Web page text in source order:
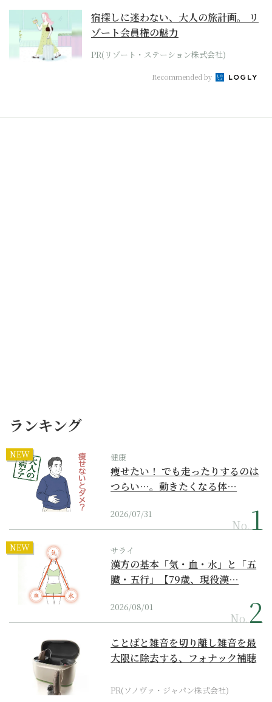
宿探しに迷わない、大人の旅計画。 リ
ゾート会員権の魅力
PR(リゾート・ステーション株式会社)
Recommended by
ランキング
NEW 健康
痩せたい！ でも走ったりするのは
つらい…。動きたくなる体…
2026/07/31
No.
NEW サライ
漢方の基本「気・血・水」と「五
臓・五行」【79歳、現役漢…
2026/08/01
No.
ことばと雑音を切り離し雑音を最
大限に除去する、フォナック補聴
PR(ソノヴァ・ジャパン株式会社)